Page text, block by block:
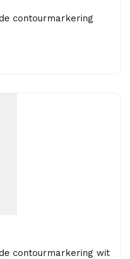
contourmarkering
contourmarkering wit